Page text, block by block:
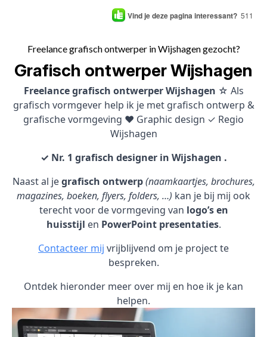
Vind je deze pagina interessant? 511
Freelance grafisch ontwerper in Wijshagen gezocht?
Grafisch ontwerper Wijshagen
Freelance grafisch ontwerper Wijshagen ☆ Als
grafisch vormgever help ik je met grafisch ontwerp &
grafische vormgeving ♥ Graphic design ✓ Regio
Wijshagen
✓ Nr. 1 grafisch designer in Wijshagen .
Naast al jegrafisch ontwerp (naamkaartjes, brochures,
magazines, boeken, flyers, folders, …) kan je bij mij ook
terecht voor de vormgeving van logo’s en
huisstijl en PowerPoint presentaties.
Contacteer mij vrijblijvend om je project te
bespreken.
Ontdek hieronder meer over mij en hoe ik je kan
helpen.